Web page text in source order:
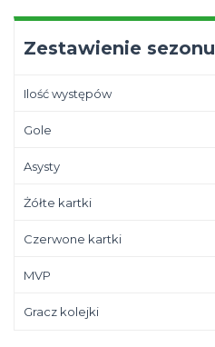
Zestawienie sezonu
Ilość występów
Gole
Asysty
Żółte kartki
Czerwone kartki
MVP
Gracz kolejki